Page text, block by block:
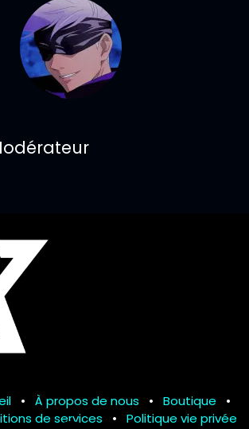
• À propos de nous • Boutique
•
de services
• Politique vie privée